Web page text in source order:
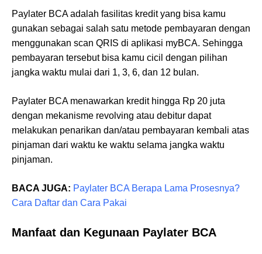
Paylater BCA adalah fasilitas kredit yang bisa kamu
gunakan sebagai salah satu metode pembayaran dengan
menggunakan scan QRIS di aplikasi myBCA. Sehingga
pembayaran tersebut bisa kamu cicil dengan pilihan
jangka waktu mulai dari 1, 3, 6, dan 12 bulan.
Paylater BCA menawarkan kredit hingga Rp 20 juta
dengan mekanisme revolving atau debitur dapat
melakukan penarikan dan/atau pembayaran kembali atas
pinjaman dari waktu ke waktu selama jangka waktu
pinjaman.
BACA JUGA: Paylater BCA Berapa Lama Prosesnya?
Cara Daftar dan Cara Pakai
Manfaat dan Kegunaan Paylater BCA